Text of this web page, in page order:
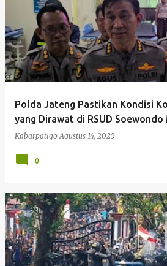
Polda Jateng Pastikan Kondisi
yang Dirawat di RSUD
Kabarpatigo Agustus 14, 2025
0